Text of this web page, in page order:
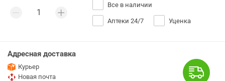
Все в наличии
Аптеки 24/7 Уценка
Адресная доставка
Курьер
Новая почта